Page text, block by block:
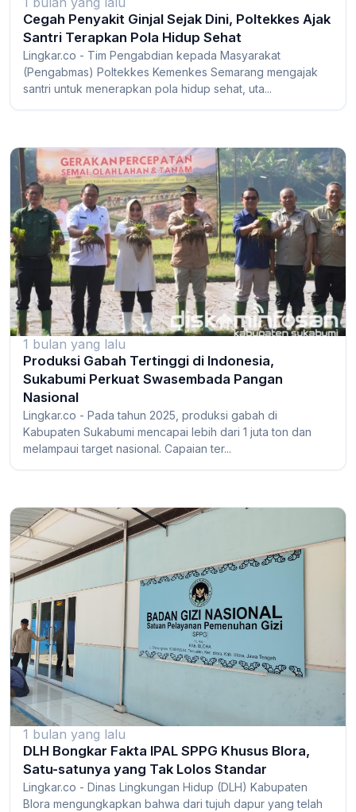
Cegah Penyakit Ginjal Sejak Dini, Poltekkes Ajak
Santri Terapkan Pola Hidup Sehat
Lingkar.co - Tim Pengabdian kepada Masyarakat
(Pengabmas) Poltekkes Kemenkes Semarang mengajak
santri untuk menerapkan pola hidup sehat, uta...
1 bulan yang lalu
Produksi Gabah Tertinggi di Indonesia,
Sukabumi Perkuat Swasembada Pangan
Nasional
Lingkar.co - Pada tahun 2025, produksi gabah di
Kabupaten Sukabumi mencapai lebih dari 1 juta ton dan
melampaui target nasional. Capaian ter...
1 bulan yang lalu
DLH Bongkar Fakta IPAL SPPG Khusus Blora,
Satu-satunya yang Tak Lolos Standar
Lingkar.co - Dinas Lingkungan Hidup (DLH) Kabupaten
Blora mengungkapkan bahwa dari tujuh dapur yang telah